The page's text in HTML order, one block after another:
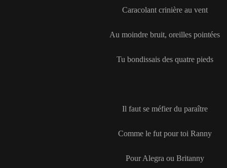
Caracolant crinière au vent
Au moindre bruit, oreilles pointées
Tu bondissais des quatre pieds
Il faut se méfier du paraître
Comme le fut pour toi Ranny
Pour Alegra ou Britanny